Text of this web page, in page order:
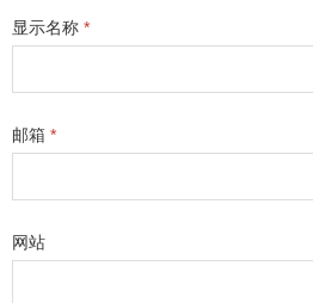
显示名称 *
邮箱 *
网站